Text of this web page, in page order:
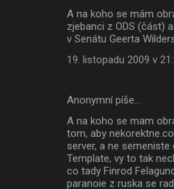
A na koho se mám
zjebanci z ODS (část)
v Senátu Geerta
19. listopadu 2009 v
Anonymní píše…
A na koho se mam
tom, aby
server, a ne
Template, vy to tak
co tady Finrod
paranoie z ruska se